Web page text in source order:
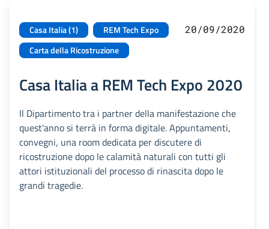
Casa Italia (1)
REM Tech Expo
Carta della Ricostruzione
20/09/2020
Casa Italia a REM Tech Expo 2020
Il Dipartimento tra i partner della manifestazione che
quest'anno si terrà in forma digitale. Appuntamenti,
convegni, una room dedicata per discutere di
ricostruzione dopo le calamità naturali con tutti gli
attori istituzionali del processo di rinascita dopo le
grandi tragedie.